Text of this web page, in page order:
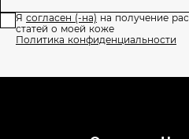
Я согласен (-на) на получение
статей о моей коже
Политика конфиденциальности